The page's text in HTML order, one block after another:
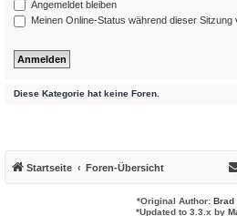
Angemeldet bleiben
Meinen Online-Status während dieser Sitzung
Diese Kategorie hat keine Foren.
Startseite Foren-Übersicht
*Original Author: Brad
*Updated to 3.3.x by